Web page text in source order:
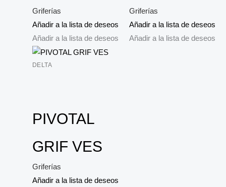
Griferías
Añadir a la lista de deseos
Añadir a la lista de deseos
Griferías
Añadir a la lista de deseos
Añadir a la lista de deseos
DELTA
PIVOTAL
GRIF VES
Griferías
Añadir a la lista de deseos